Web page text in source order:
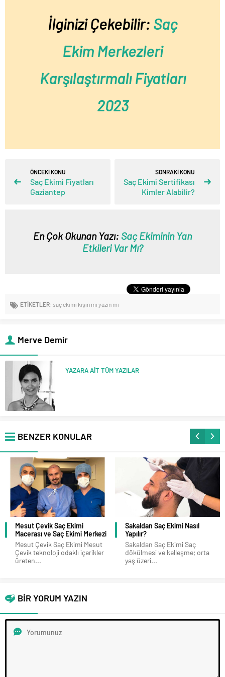
İlginizi Çekebilir: Saç
Ekim Merkezleri
Karşılaştırmalı Fiyatları
2023
ÖNCEKİ KONU
Saç Ekimi Fiyatları
Gaziantep
SONRAKİ KONU
Saç Ekimi Sertifikası
Kimler Alabilir?
En Çok Okunan Yazı: Saç Ekiminin Yan
Etkileri Var Mı?
ETİKETLER: saç ekimi kışın mı yazın mı
Merve Demir
YAZARA AİT TÜM YAZILAR
BENZER KONULAR
Mesut Çevik Saç Ekimi
Macerası ve Saç Ekimi Merkezi
Mesut Çevik Saç Ekimi Mesut
Çevik teknoloji odaklı içerikler
üreten...
Sakaldan Saç Ekimi Nasıl
Yapılır?
Sakaldan Saç Ekimi Saç
dökülmesi ve kelleşme; orta
yaş üzeri...
BİR YORUM YAZIN